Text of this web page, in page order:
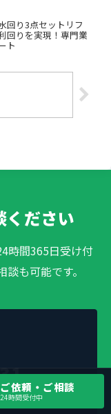
回り3点セットリフ
回りを実現！専門業
ト
ください
時間365日受け付
も可能です。
ご依頼・ご相談
24時間受付中